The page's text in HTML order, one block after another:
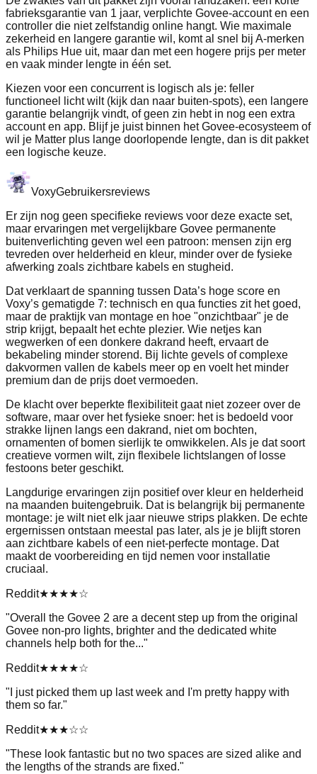
fabrieksgarantie van 1 jaar, verplichte Govee‑account en een
controller die niet zelfstandig online hangt. Wie maximale
zekerheid en langere garantie wil, komt al snel bij A‑merken
als Philips Hue uit, maar dan met een hogere prijs per meter
en vaak minder lengte in één set.
Kiezen voor een concurrent is logisch als je: feller
functioneel licht wilt (kijk dan naar buiten‑spots), een langere
garantie belangrijk vindt, of geen zin hebt in nog een extra
account en app. Blijf je juist binnen het Govee‑ecosysteem of
wil je Matter plus lange doorlopende lengte, dan is dit pakket
een logische keuze.
VoxyGebruikersreviews
Er zijn nog geen specifieke reviews voor deze exacte set,
maar ervaringen met vergelijkbare Govee permanente
buitenverlichting geven wel een patroon: mensen zijn erg
tevreden over helderheid en kleur, minder over de fysieke
afwerking zoals zichtbare kabels en stugheid.
Dat verklaart de spanning tussen Data’s hoge score en
Voxy’s gematigde 7: technisch en qua functies zit het goed,
maar de praktijk van montage en hoe "onzichtbaar" je de
strip krijgt, bepaalt het echte plezier. Wie netjes kan
wegwerken of een donkere dakrand heeft, ervaart de
bekabeling minder storend. Bij lichte gevels of complexe
dakvormen vallen de kabels meer op en voelt het minder
premium dan de prijs doet vermoeden.
De klacht over beperkte flexibiliteit gaat niet zozeer over de
software, maar over het fysieke snoer: het is bedoeld voor
strakke lijnen langs een dakrand, niet om bochten,
ornamenten of bomen sierlijk te omwikkelen. Als je dat soort
creatieve vormen wilt, zijn flexibele lichtslangen of losse
festoons beter geschikt.
Langdurige ervaringen zijn positief over kleur en helderheid
na maanden buitengebruik. Dat is belangrijk bij permanente
montage: je wilt niet elk jaar nieuwe strips plakken. De echte
ergernissen ontstaan meestal pas later, als je je blijft storen
aan zichtbare kabels of een niet‑perfecte montage. Dat
maakt de voorbereiding en tijd nemen voor installatie
cruciaal.
Reddit★★★★☆
"Overall the Govee 2 are a decent step up from the original
Govee non-pro lights, brighter and the dedicated white
channels help both for the..."
Reddit★★★★☆
" I just picked them up last week and I'm pretty happy with
them so far."
Reddit★★★☆☆
"These look fantastic but no two spaces are sized alike and
the lengths of the strands are fixed."